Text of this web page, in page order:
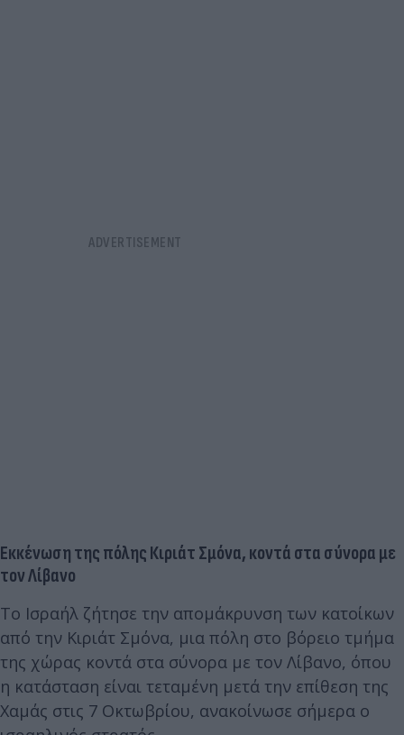
Εκκένωση της πόλης Κιριάτ Σμόνα, κοντά στα σύνορα με
τον Λίβανο
Το Ισραήλ ζήτησε την απομάκρυνση των κατοίκων
από την Κιριάτ Σμόνα, μια πόλη στο βόρειο τμήμα
της χώρας κοντά στα σύνορα με τον Λίβανο, όπου
η κατάσταση είναι τεταμένη μετά την επίθεση της
Χαμάς στις 7 Οκτωβρίου, ανακοίνωσε σήμερα ο